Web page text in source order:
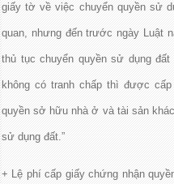
giấy tờ về việc chuyển quyền sử
quan, nhưng đến trước ngày Luật
thủ tục chuyển quyền sử dụng
không có tranh chấp thì được
quyền sở hữu nhà ở và tài sản
sử dụng đất.”
+ Lệ phí cấp giấy chứng nhận